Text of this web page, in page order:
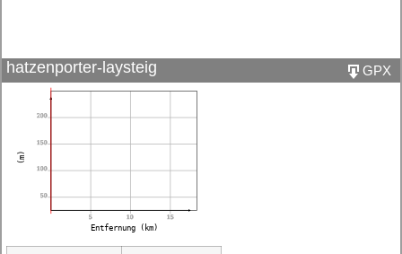
hatzenporter-laysteig GPX
50
100
150
200
5 10 15
Entfernung (km)
(m)